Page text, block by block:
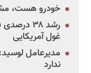
خودرو هست،
رشد ۳۸
غول آمریکایی
مدیرعامل
ندارد